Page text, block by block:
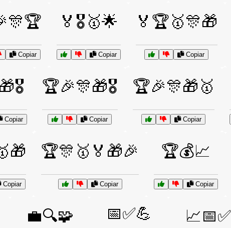
Copiar
🏅🎖️🥇🌟
Copiar
🏅🏆🥇🎊🎁
Copiar
Copiar
🏆🎉🎊🎁🎖️
Copiar
🏆🎉🎊🎁🥇
Copiar
Copiar
🏆🎊🥇🏅🎁🎉
Copiar
🏆💰📈
Copiar
💼🔍🧩 📅✅💪 📈📅✅